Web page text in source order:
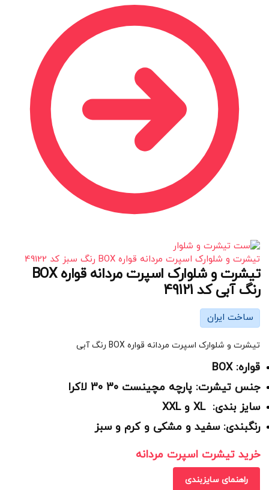
تیشرت و شلوارک اسپرت مردانه قواره BOX رنگ سبز کد 49122
تیشرت و شلوارک اسپرت مردانه قواره BOX
رنگ آبی کد 49121
ساخت ایران
تیشرت و شلوارک اسپرت مردانه قواره BOX رنگ آبی
قواره: BOX
جنس تیشرت: پارچه مچینست 30 30 لاکرا
سایز بندی: XL و XXL
رنگبندی: سفید و مشکی و کرم و سبز
خرید تیشرت اسپرت مردانه
راهنمای سایزبندی